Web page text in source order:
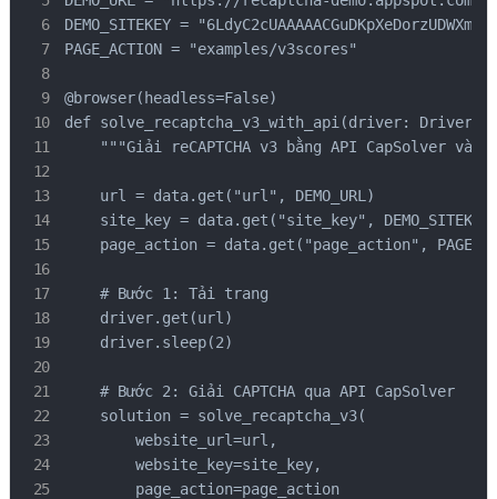
DEMO_SITEKEY =
PAGE_ACTION = "examples/v3scores"
@browser(headless=False)
def solve_recaptcha_v3_with_api(driver:
"""Giải reCAPTCHA v3 bằng API CapSolver và
    url = data.get("url", DEMO_URL)
site_key = data.get("site_key",
page_action = data.get("page_action",
    # Bước 1: Tải trang
    driver.get(url)
    driver.sleep(2)
    # Bước 2: Giải CAPTCHA qua API CapSolver
    solution = solve_recaptcha_v3(
        website_url=url,
        website_key=site_key,
        page_action=page_action